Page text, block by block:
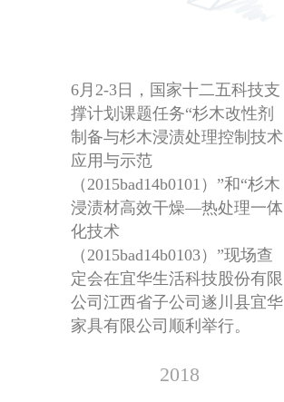
6月2-3日，国家十二五科技支
撑计划课题任务“杉木改性剂
制备与杉木浸渍处理控制技术
应用与示范
（2015bad14b0101）”和“杉木
浸渍材高效干燥—热处理一体
化技术
（2015bad14b0103）”现场查
定会在宜华生活科技股份有限
公司江西省子公司遂川县宜华
家具有限公司顺利举行。
2018